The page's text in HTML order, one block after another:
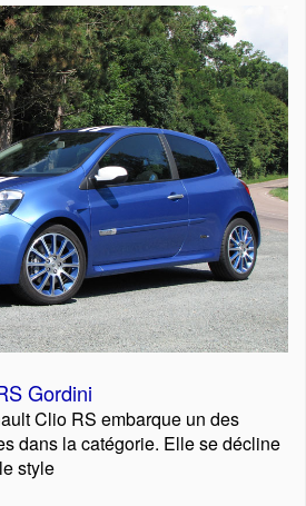
Gordini
Clio RS embarque un des
dans la catégorie. Elle se décline
style